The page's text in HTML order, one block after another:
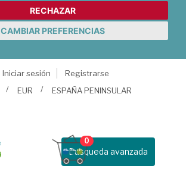
RECHAZAR
CAMBIAR PREFERENCIAS
Iniciar sesión
Registrarse
EUR ESPAÑA PENINSULAR
Busqueda avanzada
0